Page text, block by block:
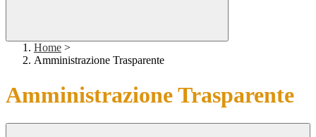
Home >
Amministrazione Trasparente
Amministrazione Trasparente